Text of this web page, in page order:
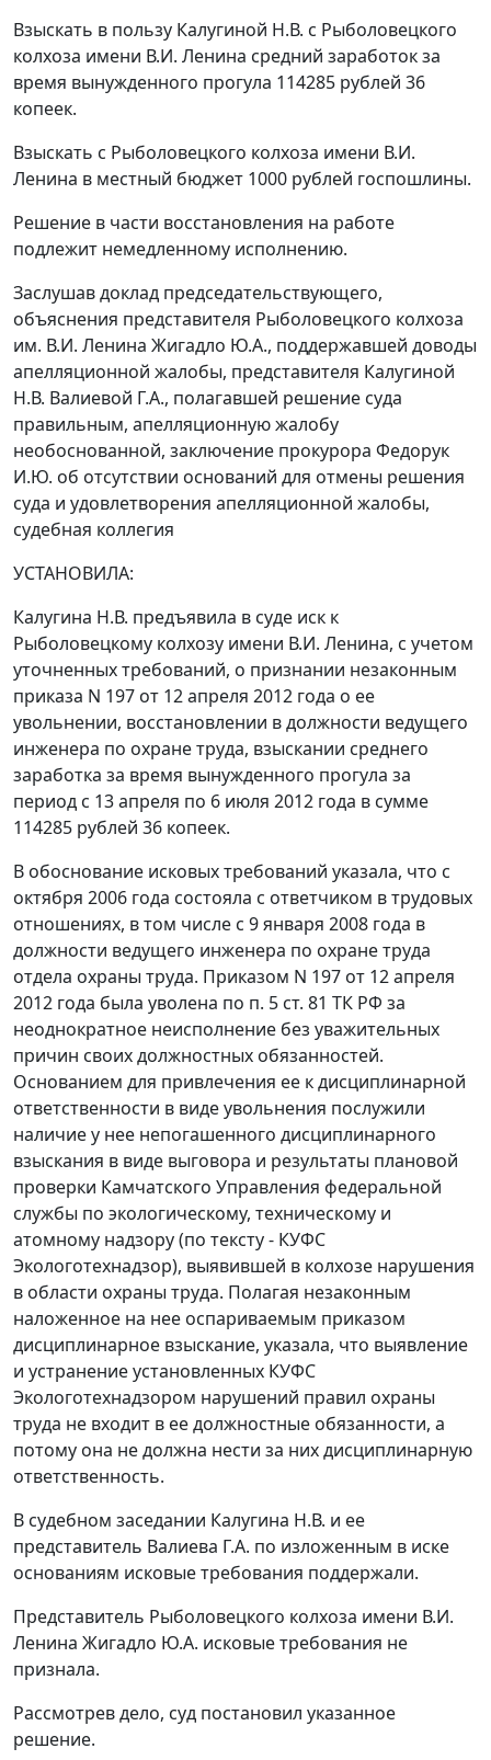
Взыскать в пользу Калугиной Н.В. с Рыболовецкого
колхоза имени В.И. Ленина средний заработок за
время вынужденного прогула 114285 рублей 36
копеек.
Взыскать с Рыболовецкого колхоза имени В.И.
Ленина в местный бюджет 1000 рублей госпошлины.
Решение в части восстановления на работе
подлежит немедленному исполнению.
Заслушав доклад председательствующего,
объяснения представителя Рыболовецкого колхоза
им. В.И. Ленина Жигадло Ю.А., поддержавшей доводы
апелляционной жалобы, представителя Калугиной
Н.В. Валиевой Г.А., полагавшей решение суда
правильным, апелляционную жалобу
необоснованной, заключение прокурора Федорук
И.Ю. об отсутствии оснований для отмены решения
суда и удовлетворения апелляционной жалобы,
судебная коллегия
УСТАНОВИЛА:
Калугина Н.В. предъявила в суде иск к
Рыболовецкому колхозу имени В.И. Ленина, с учетом
уточненных требований, о признании незаконным
приказа N 197 от 12 апреля 2012 года о ее
увольнении, восстановлении в должности ведущего
инженера по охране труда, взыскании среднего
заработка за время вынужденного прогула за
период с 13 апреля по 6 июля 2012 года в сумме
114285 рублей 36 копеек.
В обоснование исковых требований указала, что с
октября 2006 года состояла с ответчиком в трудовых
отношениях, в том числе с 9 января 2008 года в
должности ведущего инженера по охране труда
отдела охраны труда. Приказом N 197 от 12 апреля
2012 года была уволена по п. 5 ст. 81 ТК РФ за
неоднократное неисполнение без уважительных
причин своих должностных обязанностей.
Основанием для привлечения ее к дисциплинарной
ответственности в виде увольнения послужили
наличие у нее непогашенного дисциплинарного
взыскания в виде выговора и результаты плановой
проверки Камчатского Управления федеральной
службы по экологическому, техническому и
атомному надзору (по тексту - КУФС
Экологотехнадзор), выявившей в колхозе нарушения
в области охраны труда. Полагая незаконным
наложенное на нее оспариваемым приказом
дисциплинарное взыскание, указала, что выявление
и устранение установленных КУФС
Экологотехнадзором нарушений правил охраны
труда не входит в ее должностные обязанности, а
потому она не должна нести за них дисциплинарную
ответственность.
В судебном заседании Калугина Н.В. и ее
представитель Валиева Г.А. по изложенным в иске
основаниям исковые требования поддержали.
Представитель Рыболовецкого колхоза имени В.И.
Ленина Жигадло Ю.А. исковые требования не
признала.
Рассмотрев дело, суд постановил указанное
решение.